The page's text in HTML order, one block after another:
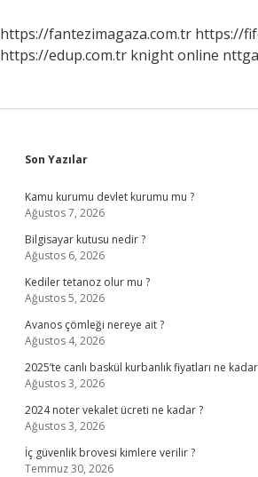
https://fantezimagaza.com.tr https://
https://edup.com.tr knight online
Sidebar
Son Yazılar
Kamu kurumu devlet kurumu mu ?
Ağustos 7, 2026
Bilgisayar kutusu nedir ?
Ağustos 6, 2026
Kediler tetanoz olur mu ?
Ağustos 5, 2026
Avanos çömleği nereye ait ?
Ağustos 4, 2026
2025’te canlı baskül kurbanlık fiyatları ne
Ağustos 3, 2026
2024 noter vekalet ücreti ne kadar ?
Ağustos 3, 2026
İç güvenlik brovesi kimlere verilir ?
Temmuz 30, 2026